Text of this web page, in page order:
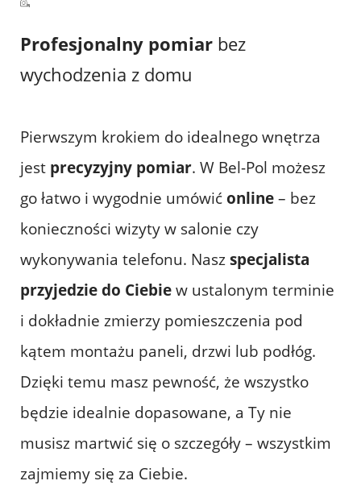
Profesjonalny pomiar bez
wychodzenia z domu
Pierwszym krokiem do idealnego wnętrza
jest precyzyjny pomiar. W Bel-Pol możesz
go łatwo i wygodnie umówićonline– bez
konieczności wizyty w salonie czy
wykonywania telefonu. Naszspecjalista
przyjedzie do Ciebiew ustalonym terminie
i dokładnie zmierzy pomieszczenia pod
kątem montażu paneli, drzwi lub podłóg.
Dzięki temu masz pewność, że wszystko
będzie idealnie dopasowane, a Ty nie
musisz martwić się o szczegóły – wszystkim
zajmiemy się za Ciebie.